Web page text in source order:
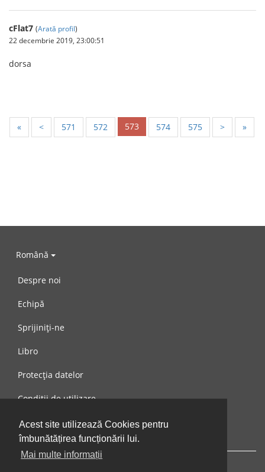
Acest site utilizează Cookies pentru
îmbunătățirea funcționării lui.
Mai multe informații
cFlat7 (Arată profil)
22 decembrie 2019, 23:00:51
dorsa
« < 571 572 573 574 575 > »
Română
Despre noi
Echipă
Sprijiniți-ne
Libro
Protecția datelor
Condiții de utilizare
Mesaj către noi